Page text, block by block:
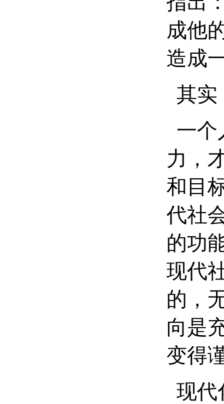
成他
造成
其实
一个
力，
和目
代社
的功
现代
的，
向是
变得
现代